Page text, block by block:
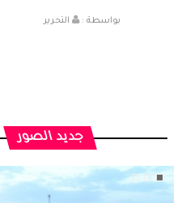
بواسطة : التحرير
جديد الصور